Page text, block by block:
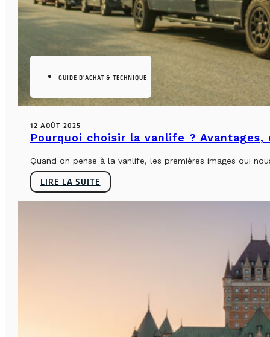
GUIDE D'ACHAT & TECHNIQUE
12 AOÛT 2025
Pourquoi choisir la vanlife ?
Quand on pense à la vanlife, les premières images qui
LIRE LA SUITE